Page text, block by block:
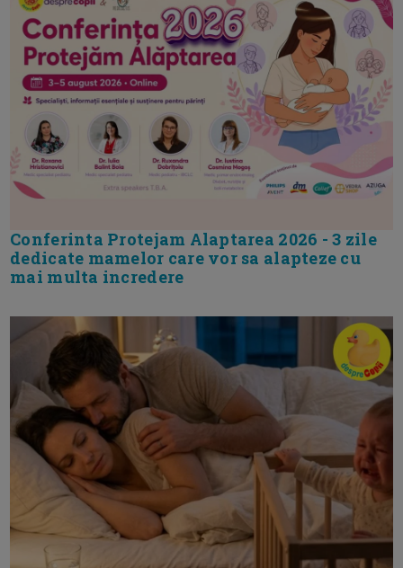
Conferinta Protejam Alaptarea 2026 - 3 zile
dedicate mamelor care vor sa alapteze cu
mai multa incredere